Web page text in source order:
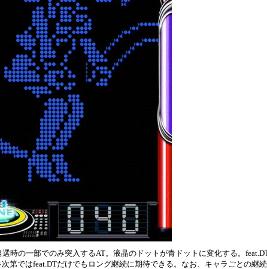
時の一部でのみ突入するAT。液晶のドットが青ドットに変化する。
第ではfeat.DTだけでもロング継続に期待できる。なお、キャラごとの継